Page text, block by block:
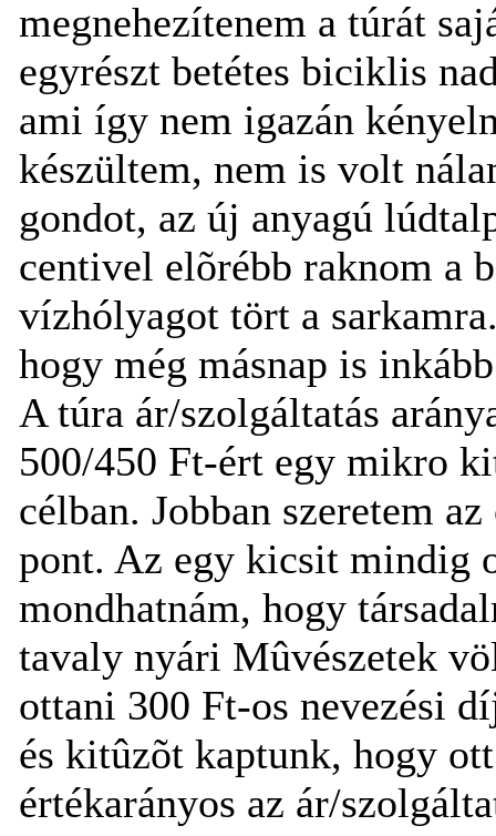
megnehezítenem a túrát
egyrészt betétes biciklis
ami így nem igazán
készültem, nem is volt
gondot, az új anyagú
centivel elõrébb raknom a
vízhólyagot tört a
hogy még másnap is
A túra ár/szolgáltatás
500/450 Ft-ért egy mikro
célban. Jobban szeretem
pont. Az egy kicsit mindig
mondhatnám, hogy
tavaly nyári Mûvészetek
ottani 300 Ft-os nevezési
és kitûzõt kaptunk, hogy
értékarányos az ár/